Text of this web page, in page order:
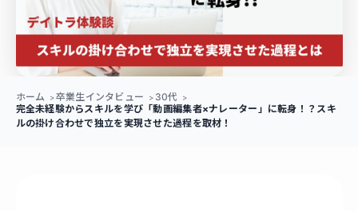
ホーム 卒業生インタビュー
30代
完全未経験からスキルを学び「動画編集者×ナレーター」に転身！？スキ
ルの掛け合わせで独立を実現させた過程を取材！